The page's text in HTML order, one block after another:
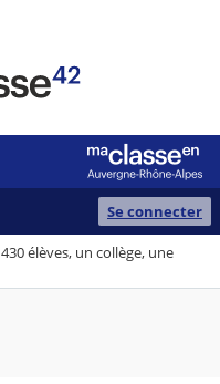
Se connecter
430 élèves, un collège, une